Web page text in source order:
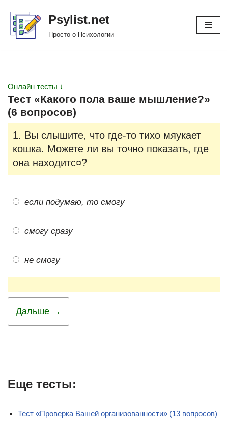
Перейти
Psylist.net
Просто о Психологии
Онлайн тесты ↓
Тест «Какого пола ваше мышление?»
(6 вопросов)
1. Вы слышите, что где-то тихо мяукает
кошка. Можете ли вы точно показать, где
она находитс¤?
если подумаю, то смогу
смогу сразу
не смогу
Дальше →
Еще тесты:
Тест «Проверка Вашей организованности» (13 вопросов)